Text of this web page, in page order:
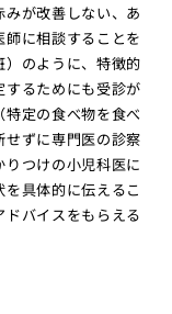
が改善しない、あ
に相談することを
のように、特徴的
るためにも受診が
定の食べ物を食べ
ずに専門医の診察
つけの小児科医に
具体的に伝えるこ
バイスをもらえる